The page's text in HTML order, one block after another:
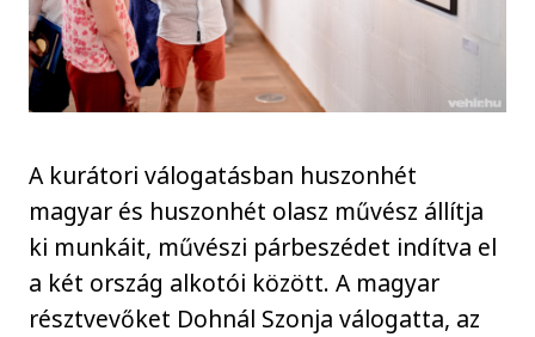
A kurátori válogatásban huszonhét
magyar és huszonhét olasz művész állítja
ki munkáit, művészi párbeszédet indítva el
a két ország alkotói között. A magyar
résztvevőket Dohnál Szonja válogatta, az